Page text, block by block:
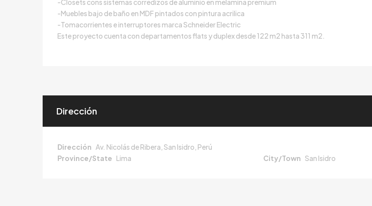
-Closets cons sistemas corredizos de aluminio en melamina premium
-Muebles bajo de baño en MDF pintados con pintura acrilica
-Tomacorrientes e interruptores marca Schneider Electric
Este proyecto cuenta con departamentos flats y duplex desde 122 m2 hasta 311 m2.
Dirección
Dirección Av. Nicolás de Ribera, San Isidro, Perú
Province/State Lima City/Town San Isidro